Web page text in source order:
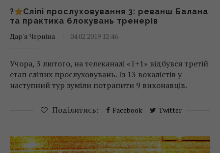
?
Сліпі прослуховування 3: реванш Балана
та практика блокувань тренерів
Дар'я Черніна
04.02.2019 12:46
Учора, 3 лютого, на телеканалі «1+1» відбувся третій
етап сліпих прослуховувань. Із 13 вокалістів у
наступний тур зуміли потрапити 9 виконавців.
Поділитись: Facebook Twitter